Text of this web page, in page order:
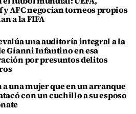
y AFC negocian torneos propios
a la FIFA
una auditoría integral a la
Gianni Infantino en esa
por presuntos delitos
una mujer que en un arranque
con un cuchillo a su esposo